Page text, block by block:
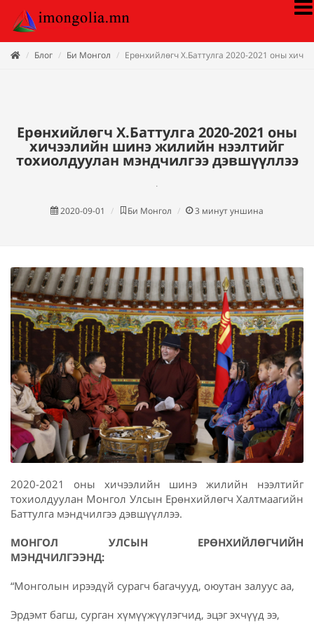
Блог Би Монгол Ерөнхийлөгч Х.Баттулга 2020-2021 оны
Ерөнхийлөгч Х.Баттулга 2020-2021 оны
хичээлийн шинэ жилийн нээлтийг
тохиолдуулан мэндчилгээ дэвшүүллээ
.
2020-09-01 Би Монгол 3 минут уншина
2020-2021 оны хичээлийн шинэ жилийн нээлтийг
тохиолдуулан Монгол Улсын Ерөнхийлөгч Халтмаагийн
Баттулга мэндчилгээ дэвшүүллээ.
МОНГОЛ УЛСЫН ЕРӨНХИЙЛӨГЧИЙН
МЭНДЧИЛГЭЭНД:
“Монголын ирээдүй сурагч багачууд, оюутан залуус аа,
Эрдэмт багш, сурган хүмүүжүүлэгчид, эцэг эхчүүд ээ,